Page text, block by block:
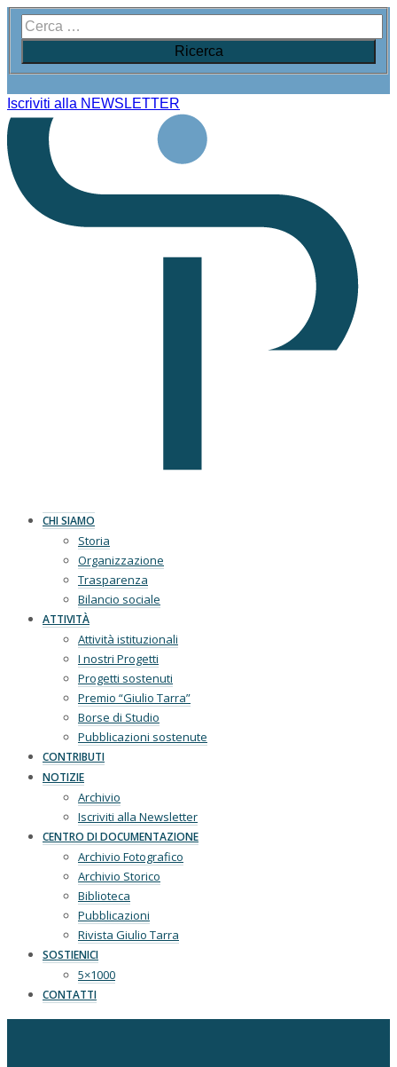
Iscriviti alla NEWSLETTER
CHI SIAMO
Storia
Organizzazione
Trasparenza
Bilancio sociale
ATTIVITÀ
Attività istituzionali
I nostri Progetti
Progetti sostenuti
Premio “Giulio Tarra”
Borse di Studio
Pubblicazioni sostenute
CONTRIBUTI
NOTIZIE
Archivio
Iscriviti alla Newsletter
CENTRO DI DOCUMENTAZIONE
Archivio Fotografico
Archivio Storico
Biblioteca
Pubblicazioni
Rivista Giulio Tarra
SOSTIENICI
5×1000
CONTATTI